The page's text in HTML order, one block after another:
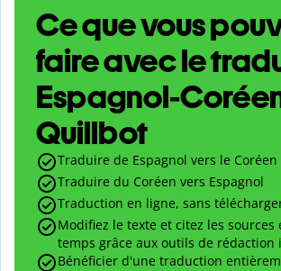
Ce que vous
faire avec le
Espagnol-
Quillbot
Traduire de Espagnol vers le Coréen
Traduire du Coréen vers Espagnol
Traduction en ligne, sans
Modifiez le texte et citez les sources
temps grâce aux outils de rédaction
Bénéficier d'une traduction